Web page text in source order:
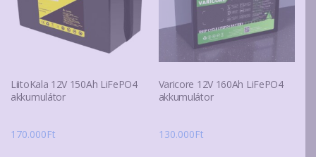
LiitoKala 12V 150Ah LiFePO4
akkumulátor
170.000Ft
Varicore 12V 160Ah LiFePO4
akkumulátor
130.000Ft